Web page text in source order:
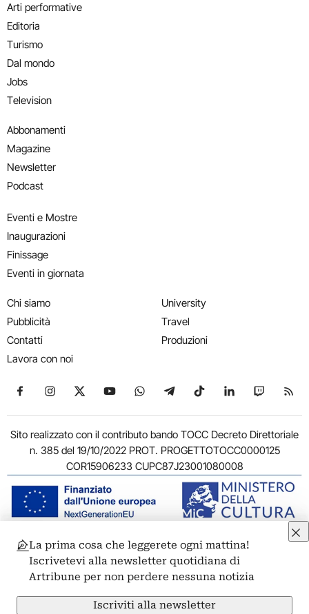
Arti performative
Editoria
Turismo
Dal mondo
Jobs
Television
Abbonamenti
Magazine
Newsletter
Podcast
Eventi e Mostre
Inaugurazioni
Finissage
Eventi in giornata
Chi siamo
Pubblicità
Contatti
Lavora con noi
University
Travel
Produzioni
Seguici su Facebook
Seguici su Instagram
Seguici su X
Seguici su YouTube
Seguici su WhatsApp
Seguici su Telegram
Seguici su TikTok
Seguici su
Seguici
Sito realizzato con il contributo bando TOCC Decreto Direttoriale
n. 385 del 19/10/2022 PROT. PROGETTOTOCC0000125
COR15906233 CUPC87J23001080008
© 2011-2026 ARTRIBUNE srl – Corso Vittorio Emanuele II, 287 –
00186 Roma - P.I. 11381581005
Privacy: Responsabile della protezione dei dati personali
ARTRIBUNE srl – Corso Vittorio Emanuele II, 287 – 00186 Roma
La prima cosa che leggerete ogni mattina!
Iscrivetevi alla newsletter quotidiana di
Artribune per non perdere nessuna notizia
Iscriviti alla newsletter